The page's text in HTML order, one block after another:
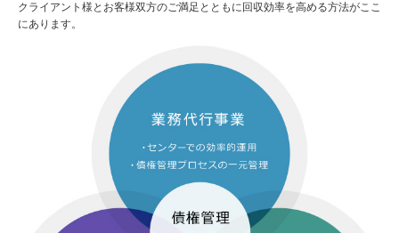
クライアント様とお客様双方のご満足とともに回収効率を高める方法がここ
にあります。